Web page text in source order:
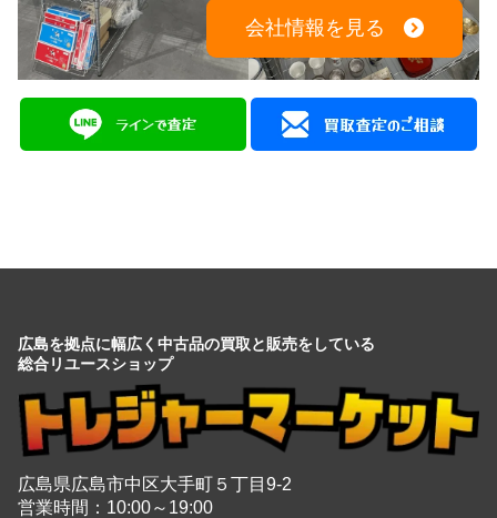
会社情報を見る
広島を拠点に幅広く中古品の買取と販売をしている
総合リユースショップ
広島県広島市中区大手町５丁目9-2
営業時間：10:00～19:00